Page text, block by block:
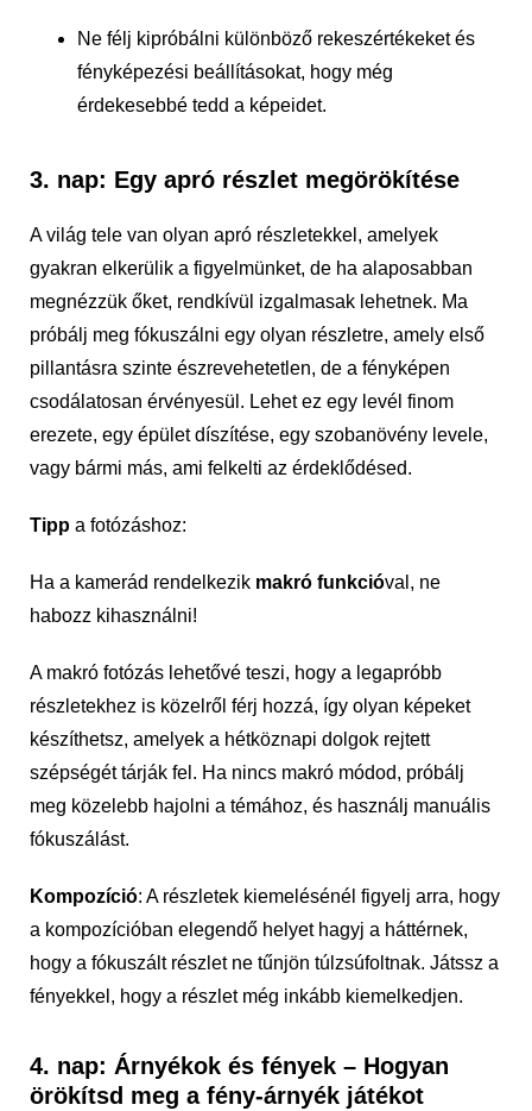
Ne félj kipróbálni különböző rekeszértékeket és
fényképezési beállításokat, hogy még
érdekesebbé tedd a képeidet.
3. nap: Egy apró részlet megörökítése
A világ tele van olyan apró részletekkel, amelyek
gyakran elkerülik a figyelmünket, de ha alaposabban
megnézzük őket, rendkívül izgalmasak lehetnek. Ma
próbálj meg fókuszálni egy olyan részletre, amely első
pillantásra szinte észrevehetetlen, de a fényképen
csodálatosan érvényesül. Lehet ez egy levél finom
erezete, egy épület díszítése, egy szobanövény levele,
vagy bármi más, ami felkelti az érdeklődésed.
Tipp a fotózáshoz:
Ha a kamerád rendelkezik makró funkcióval, ne
habozz kihasználni!
A makró fotózás lehetővé teszi, hogy a legapróbb
részletekhez is közelről férj hozzá, így olyan képeket
készíthetsz, amelyek a hétköznapi dolgok rejtett
szépségét tárják fel. Ha nincs makró módod, próbálj
meg közelebb hajolni a témához, és használj manuális
fókuszálást.
Kompozíció: A részletek kiemelésénél figyelj arra, hogy
a kompozícióban elegendő helyet hagyj a háttérnek,
hogy a fókuszált részlet ne tűnjön túlzsúfoltnak. Játssz a
fényekkel, hogy a részlet még inkább kiemelkedjen.
4. nap: Árnyékok és fények – Hogyan
örökítsd meg a fény-árnyék játékot